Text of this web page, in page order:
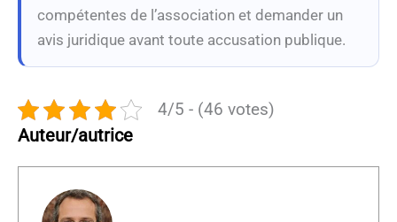
compétentes de l’association et demander un
avis juridique avant toute accusation publique.
4/5 - (46 votes)
Auteur/autrice